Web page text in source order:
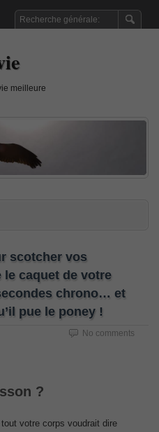
meilleure
scotcher vos
caquet de votre
chrono… et
pue le poney !
No comments
?
votre corps voudrait dire